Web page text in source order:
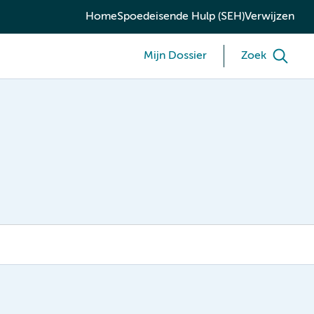
HomeSpoedeisende Hulp (SEH)Verwijzen
Mijn Dossier Zoek